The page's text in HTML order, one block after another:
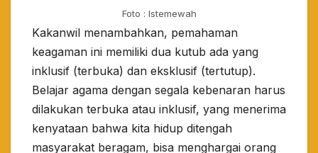
Foto : Istemewah
Kakanwil menambahkan, pemahaman
keagaman ini memiliki dua kutub ada yang
inklusif (terbuka) dan eksklusif (tertutup).
Belajar agama dengan segala kebenaran harus
dilakukan terbuka atau inklusif, yang menerima
kenyataan bahwa kita hidup ditengah
masyarakat beragam, bisa menghargai orang